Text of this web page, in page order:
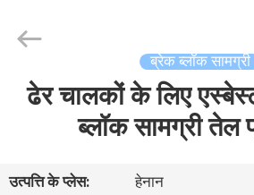
घर
Reserved.
ब्रेक ब्लॉक सामग्री
ढेर चालकों के लिए
ब्लॉक सामग्री तेल
उत्पत्ति के प्लेस:
हेनान